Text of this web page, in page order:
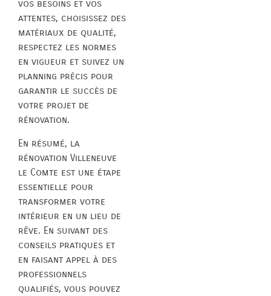
vos besoins et vos
attentes, choisissez des
matériaux de qualité,
respectez les normes
en vigueur et suivez un
planning précis pour
garantir le succès de
votre projet de
rénovation.
En résumé, la
rénovation Villeneuve
le Comte est une étape
essentielle pour
transformer votre
intérieur en un lieu de
rêve. En suivant des
conseils pratiques et
en faisant appel à des
professionnels
qualifiés, vous pouvez